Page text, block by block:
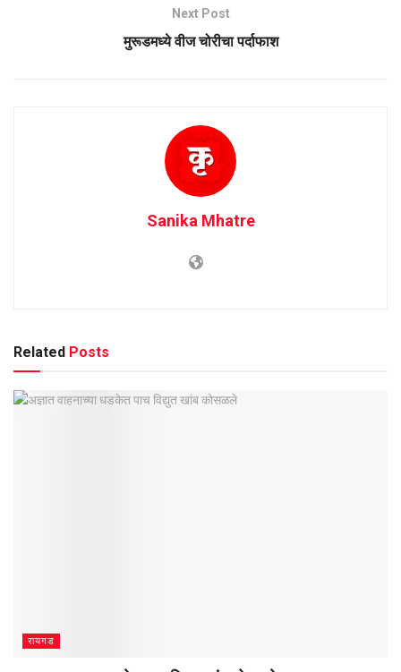
Next Post
मुरूडमध्ये वीज चोरीचा पर्दाफाश
Sanika Mhatre
Related Posts
रायगड